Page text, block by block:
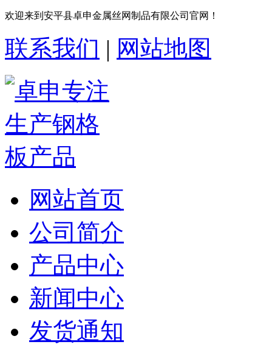
欢迎来到安平县卓申金属丝网制品有限公司官网！
联系我们 | 网站地图
网站首页
公司简介
产品中心
新闻中心
发货通知